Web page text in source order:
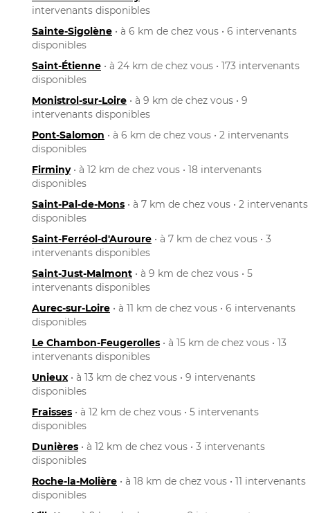
intervenants disponibles
Sainte-Sigolène • à 6 km de chez vous • 6 intervenants
disponibles
Saint-Étienne • à 24 km de chez vous • 173 intervenants
disponibles
Monistrol-sur-Loire • à 9 km de chez vous • 9
intervenants disponibles
Pont-Salomon • à 6 km de chez vous • 2 intervenants
disponibles
Firminy• à 12 km de chez vous • 18 intervenants
disponibles
Saint-Pal-de-Mons • à 7 km de chez vous • 2 intervenants
disponibles
Saint-Ferréol-d'Auroure • à 7 km de chez vous • 3
intervenants disponibles
Saint-Just-Malmont • à 9 km de chez vous • 5
intervenants disponibles
Aurec-sur-Loire • à 11 km de chez vous • 6 intervenants
disponibles
Le Chambon-Feugerolles • à 15 km de chez vous • 13
intervenants disponibles
Unieux • à 13 km de chez vous • 9 intervenants
disponibles
Fraisses • à 12 km de chez vous • 5 intervenants
disponibles
Dunières • à 12 km de chez vous • 3 intervenants
disponibles
Roche-la-Molière • à 18 km de chez vous • 11 intervenants
disponibles